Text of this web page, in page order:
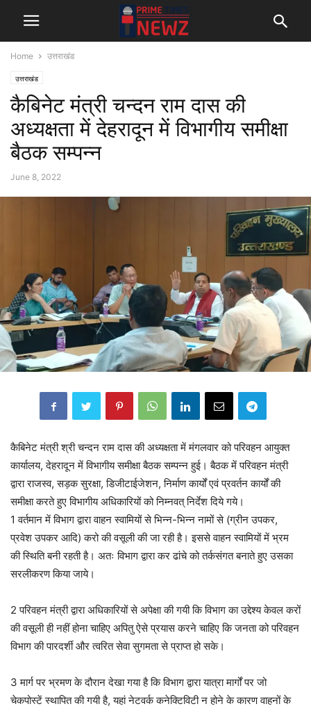
Home उत्तराखंड
उत्तराखंड
कैबिनेट मंत्री चन्दन राम दास की
अध्यक्षता में देहरादून में विभागीय समीक्षा
बैठक सम्पन्न
June 8, 2022
कैबिनेट मंत्री श्री चन्दन राम दास की अध्यक्षता में मंगलवार को परिवहन आयुक्त
कार्यालय, देहरादून में विभागीय समीक्षा बैठक सम्पन्न हुई। बैठक में परिवहन मंत्री
द्वारा राजस्व, सड़क सुरक्षा, डिजीटाईजेशन, निर्माण कार्यों एवं प्रवर्तन कार्यों की
समीक्षा करते हुए विभागीय अधिकारियों को निम्नवत् निर्देश दिये गये।
1 वर्तमान में विभाग द्वारा वाहन स्वामियों से भिन्न-भिन्न नामों से (ग्रीन उपकर,
प्रवेश उपकर आदि) करो की वसूली की जा रही है। इससे वाहन स्वामियों में भ्रम
की स्थिति बनी रहती है। अतः विभाग द्वारा कर ढांचे को तर्कसंगत बनाते हुए उसका
सरलीकरण किया जाये।
2 परिवहन मंत्री द्वारा अधिकारियों से अपेक्षा की गयी कि विभाग का उद्देश्य केवल करों
की वसूली ही नहीं होना चाहिए अपितु ऐसे प्रयास करने चाहिए कि जनता को परिवहन
विभाग की पारदर्शी और त्वरित सेवा सुगमता से प्राप्त हो सके।
3 मार्ग पर भ्रमण के दौरान देखा गया है कि विभाग द्वारा यात्रा मार्गों पर जो
चेकपोस्टें स्थापित की गयी है, यहां नेटवर्क कनेक्टिविटी न होने के कारण वाहनों के